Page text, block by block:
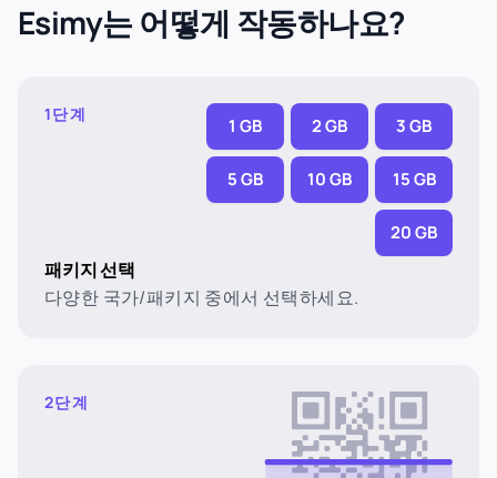
Esimy는 어떻게 작동하나요?
1단계
1 GB 2 GB 3 GB
5 GB 10 GB 15 GB
20 GB
패키지 선택
다양한 국가/패키지 중에서 선택하세요.
2단계